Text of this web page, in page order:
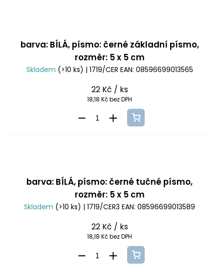
barva: BÍLÁ, písmo: černé základní písmo,
rozměr: 5 x 5 cm
Skladem (>10 ks) | 1719/CER EAN: 08596699013565
22 Kč / ks
18,18 Kč bez DPH
barva: BÍLÁ, písmo: černé tučné písmo,
rozměr: 5 x 5 cm
Skladem (>10 ks) | 1719/CER3 EAN: 08596699013589
22 Kč / ks
18,18 Kč bez DPH